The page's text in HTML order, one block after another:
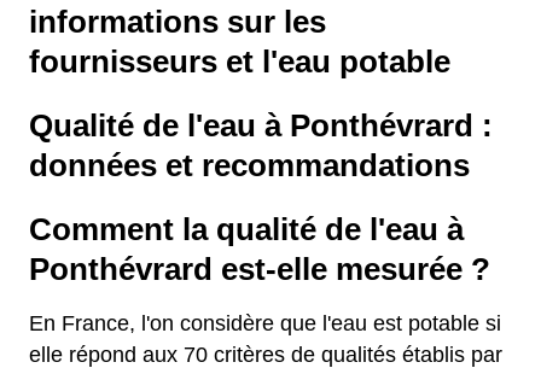
informations sur les
fournisseurs et l'eau potable
Qualité de l'eau à Ponthévrard :
données et recommandations
Comment la qualité de l'eau à
Ponthévrard est-elle mesurée ?
En France, l'on considère que l'eau est potable si
elle répond aux 70 critères de qualités établis par